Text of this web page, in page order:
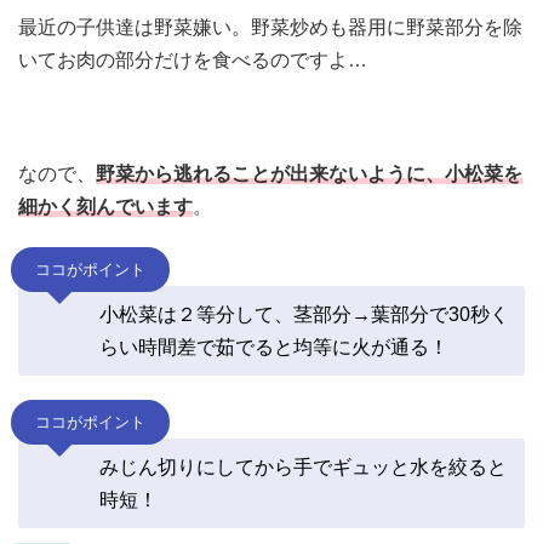
最近の子供達は野菜嫌い。野菜炒めも器用に野菜部分を除
いてお肉の部分だけを食べるのですよ…
なので、 野菜から逃れることが出来ないように、小松菜を
細かく刻んでいます。
ココがポイント
小松菜は２等分して、茎部分→葉部分で30秒く
らい時間差で茹でると均等に火が通る！
ココがポイント
みじん切りにしてから手でギュッと水を絞ると
時短！